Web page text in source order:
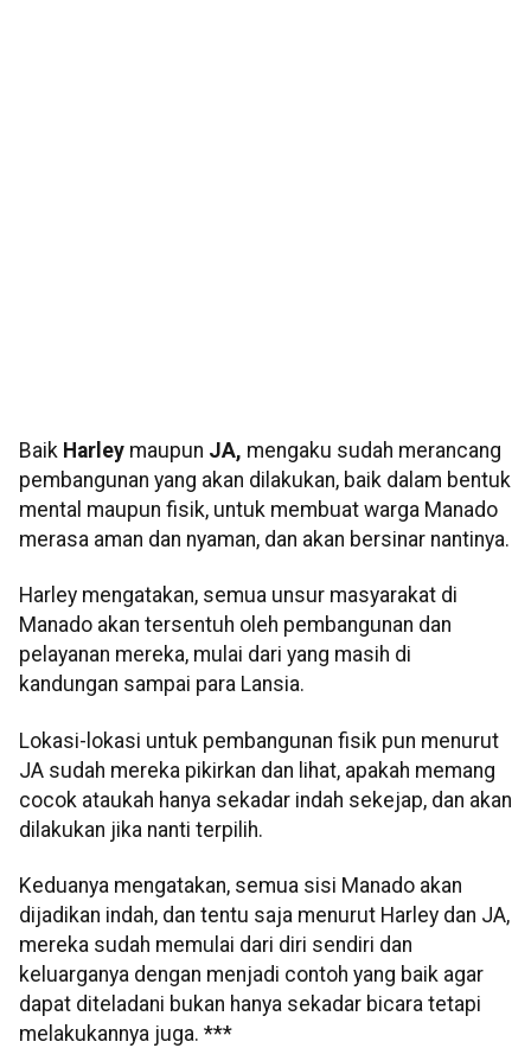
Baik Harley maupun JA, mengaku sudah merancang
pembangunan yang akan dilakukan, baik dalam bentuk
mental maupun fisik, untuk membuat warga Manado
merasa aman dan nyaman, dan akan bersinar nantinya.
Harley mengatakan, semua unsur masyarakat di
Manado akan tersentuh oleh pembangunan dan
pelayanan mereka, mulai dari yang masih di
kandungan sampai para Lansia.
Lokasi-lokasi untuk pembangunan fisik pun menurut
JA sudah mereka pikirkan dan lihat, apakah memang
cocok ataukah hanya sekadar indah sekejap, dan akan
dilakukan jika nanti terpilih.
Keduanya mengatakan, semua sisi Manado akan
dijadikan indah, dan tentu saja menurut Harley dan JA,
mereka sudah memulai dari diri sendiri dan
keluarganya dengan menjadi contoh yang baik agar
dapat diteladani bukan hanya sekadar bicara tetapi
melakukannya juga. ***